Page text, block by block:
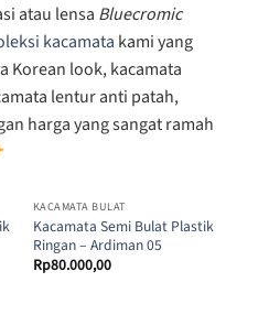
atau lensa Bluecromic
kacamata kami yang
Korean look, kacamata
lentur anti patah,
harga yang sangat ramah
KACAMATA BULAT
Kacamata Semi Bulat Plastik
Ringan – Ardiman 05
Rp80.000,00